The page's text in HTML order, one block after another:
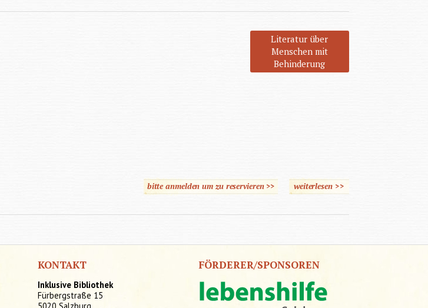
Literatur über
Menschen mit
Behinderung
bitte anmelden um zu reservieren >> weiterlesenüber Verkürzte Landschaft
>>
KONTAKT
Inklusive Bibliothek
Fürbergstraße 15
FÖRDERER/SPONSOREN